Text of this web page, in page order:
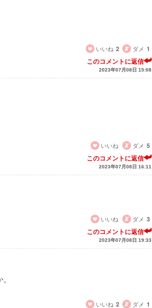
いいね 2 ダメ 1
このコメントに返信
2023年07月08日 15:08
いいね
ダメ 5
このコメントに返信
2023年07月08日 16:11
いいね
ダメ 3
このコメントに返信
2023年07月08日 19:33
いいね 2 ダメ 1